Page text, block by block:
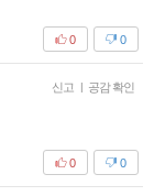
0
0
신고 | 공감 확인
0
0